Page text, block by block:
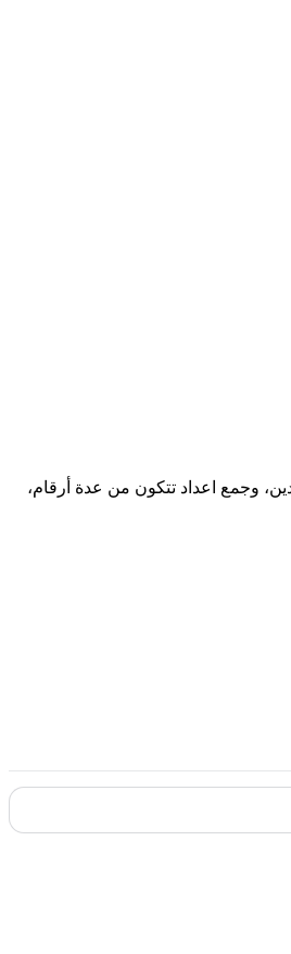
وجمع اعداد تتكون من عدة أرقام،